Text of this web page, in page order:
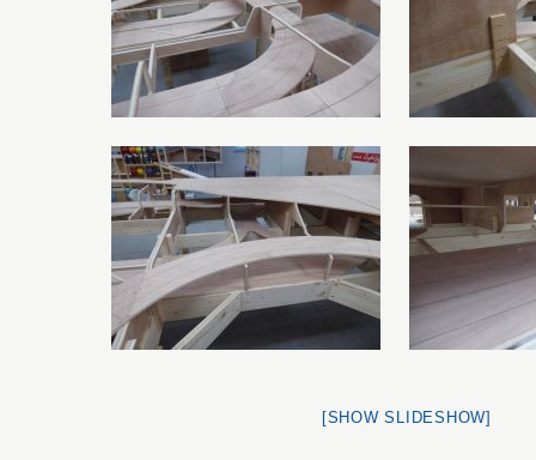
[SHOW SLIDESHOW]